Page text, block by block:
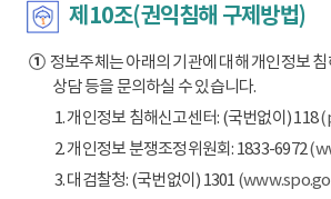
제10조(권익침해 구제방법)
①정보주체는 아래의 기관에 대해 개인정보
상담 등을 문의하실 수 있습니다.
1. 개인정보 침해신고센터: (국번없이) 118
2. 개인정보 분쟁조정위원회: 1833-6972
3. 대검찰청: (국번없이) 1301